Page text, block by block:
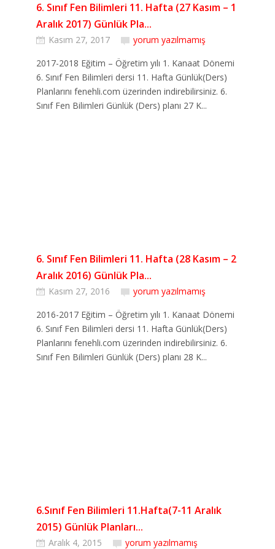
6. Sınıf Fen Bilimleri 11. Hafta (27 Kasım – 1
Aralık 2017) Günlük Pla...
Kasım 27, 2017
yorum yazılmamış
2017-2018 Eğitim – Öğretim yılı 1. Kanaat Dönemi
6. Sınıf Fen Bilimleri dersi 11. Hafta Günlük(Ders)
Planlarını fenehli.com üzerinden indirebilirsiniz. 6.
Sınıf Fen Bilimleri Günlük (Ders) planı 27 K...
6. Sınıf Fen Bilimleri 11. Hafta (28 Kasım – 2
Aralık 2016) Günlük Pla...
Kasım 27, 2016
yorum yazılmamış
2016-2017 Eğitim – Öğretim yılı 1. Kanaat Dönemi
6. Sınıf Fen Bilimleri dersi 11. Hafta Günlük(Ders)
Planlarını fenehli.com üzerinden indirebilirsiniz. 6.
Sınıf Fen Bilimleri Günlük (Ders) planı 28 K...
6.Sınıf Fen Bilimleri 11.Hafta(7-11 Aralık
2015) Günlük Planları...
Aralık 4, 2015
yorum yazılmamış